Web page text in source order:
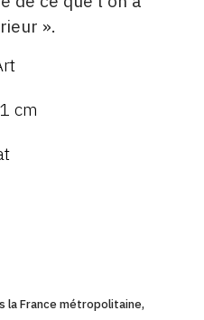
».
cm
la France métropolitaine,